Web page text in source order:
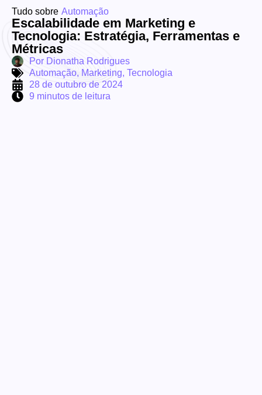
Tudo sobre Automação
Escalabilidade em Marketing e
Tecnologia: Estratégia, Ferramentas e
Métricas
Por Dionatha Rodrigues
Automação, Marketing, Tecnologia
28 de outubro de 2024
9 minutos de leitura